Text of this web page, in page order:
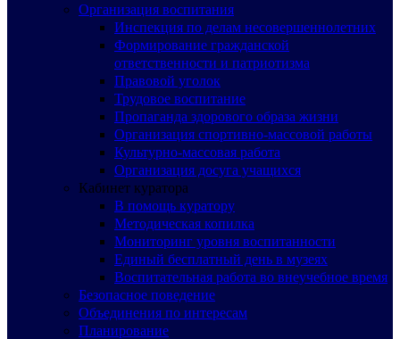
Организация воспитания
Инспекция по делам несовершеннолетних
Формирование гражданской
ответственности и патриотизма
Правовой уголок
Трудовое воспитание
Пропаганда здорового образа жизни
Организация спортивно-массовой работы
Культурно-массовая работа
Организация досуга учащихся
Кабинет куратора
В помощь куратору
Методическая копилка
Мониторинг уровня воспитанности
Единый бесплатный день в музеях
Воспитательная работа во внеучебное время
Безопасное поведение
Объединения по интересам
Планирование